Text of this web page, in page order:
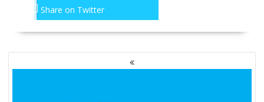
Share on Twitter
NAWIGACJA
PO